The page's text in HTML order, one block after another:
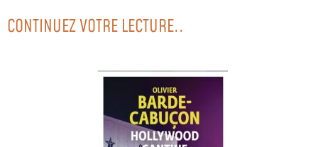
CONTINUEZ VOTRE LECTURE..